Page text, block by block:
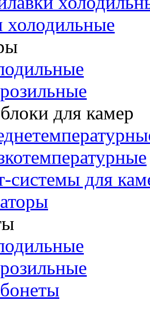
холодильные
для камер
системы для